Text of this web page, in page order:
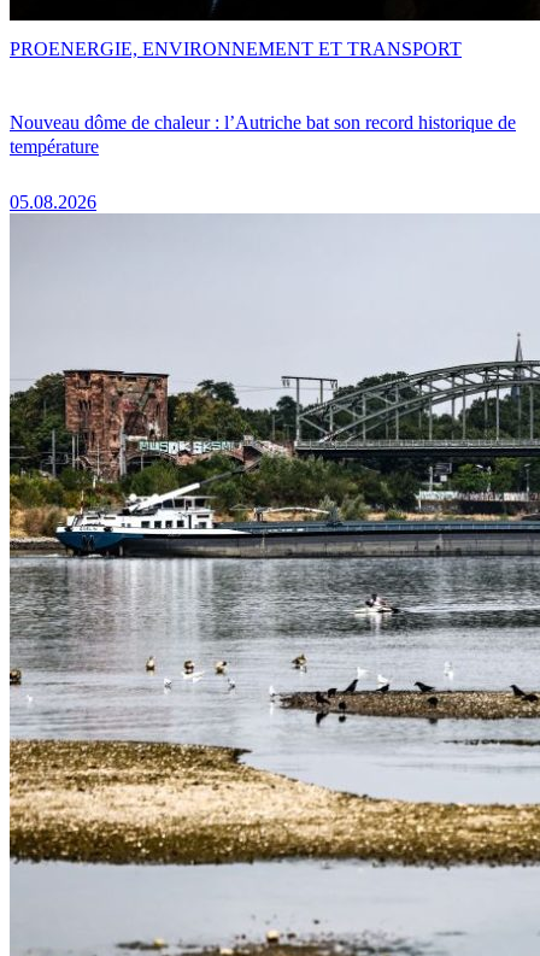
Nouveau dôme de chaleur : l’Autriche bat son record historique de
température
05.08.2026
PROENERGIE, ENVIRONNEMENT ET TRANSPORT